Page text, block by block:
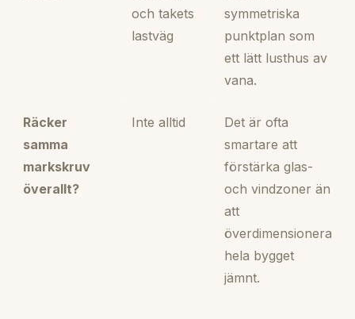
och takets
lastväg
symmetriska
punktplan som
ett lätt lusthus av
vana.
Räcker
samma
markskruv
överallt?
Inte alltid
Det är ofta
smartare att
förstärka glas-
och vindzoner än
att
överdimensionera
hela bygget
jämnt.